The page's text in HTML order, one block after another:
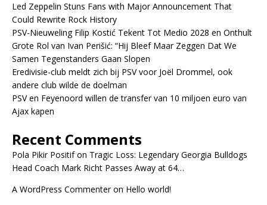
Led Zeppelin Stuns Fans with Major Announcement That
Could Rewrite Rock History
PSV-Nieuweling Filip Kostić Tekent Tot Medio 2028 en Onthult
Grote Rol van Ivan Perišić: “Hij Bleef Maar Zeggen Dat We
Samen Tegenstanders Gaan Slopen
Eredivisie-club meldt zich bij PSV voor Joël Drommel, ook
andere club wilde de doelman
PSV en Feyenoord willen de transfer van 10 miljoen euro van
Ajax kapen
Recent Comments
Pola Pikir Positifon Tragic Loss: Legendary Georgia Bulldogs
Head Coach Mark Richt Passes Away at 64…
A WordPress Commenteron Hello world!